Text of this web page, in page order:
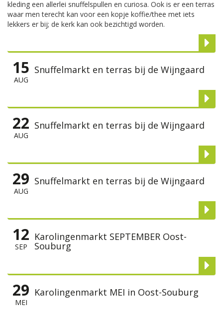
kleding een allerlei snuffelspullen en curiosa. Ook is er een terras
waar men terecht kan voor een kopje koffie/thee met iets
lekkers er bij; de kerk kan ook bezichtigd worden.
15
AUG
Snuffelmarkt en terras bij de Wijngaard
22
AUG
Snuffelmarkt en terras bij de Wijngaard
29
AUG
Snuffelmarkt en terras bij de Wijngaard
12
SEP
Karolingenmarkt SEPTEMBER Oost-
Souburg
29
MEI
Karolingenmarkt MEI in Oost-Souburg